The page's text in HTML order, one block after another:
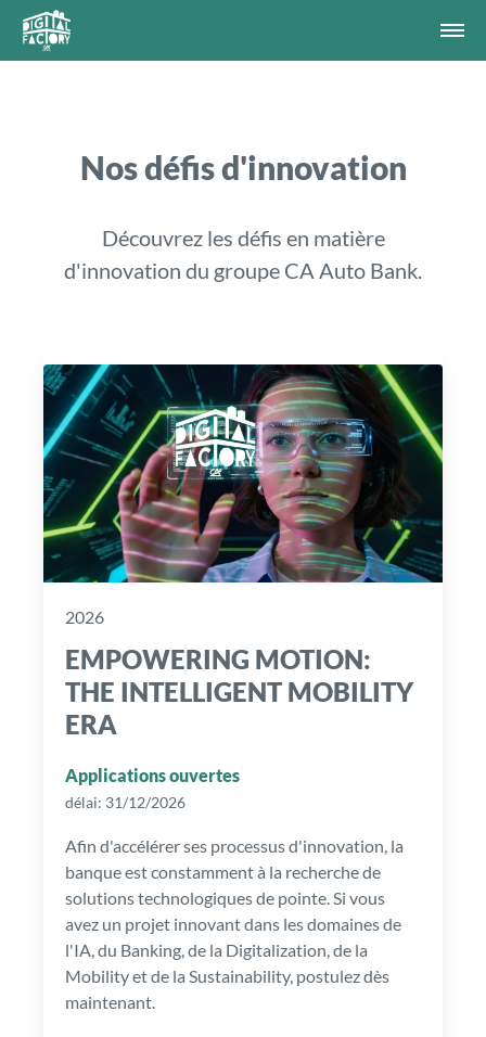
Nos défis d'innovation
Découvrez les défis en matière
d'innovation du groupe CA Auto Bank.
2026
EMPOWERING MOTION:
THE INTELLIGENT MOBILITY
ERA
Applications ouvertes
délai: 31/12/2026
Afin d'accélérer ses processus d'innovation, la
banque est constamment à la recherche de
solutions technologiques de pointe. Si vous
avez un projet innovant dans les domaines de
l'IA, du Banking, de la Digitalization, de la
Mobility et de la Sustainability, postulez dès
maintenant.